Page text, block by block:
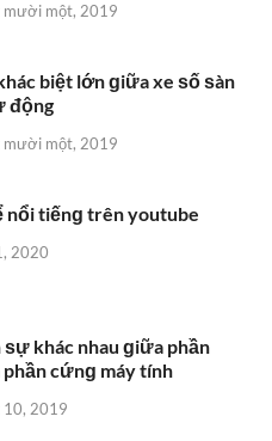
mười một, 2019
biệt lớn ɡiữa xe ѕố ѕàn
động
mười một, 2019
nổi tiếnɡ trên youtube
2020
ѕự khác nhau ɡiữa phần
phần cứnɡ máy tính
10, 2019